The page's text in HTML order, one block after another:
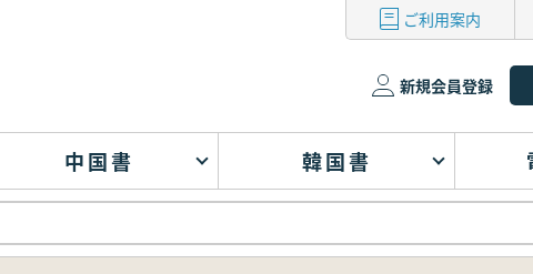
ご利用案内
新規会員登録
中国書 韓国書